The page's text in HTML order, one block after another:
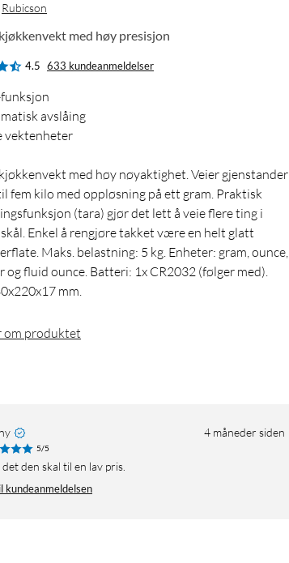
Rubicson
med høy presisjon
4.5 633 kundeanmeldelser
avslåing
vektenheter
med høy nøyaktighet. Veier gjenstander
fem kilo med oppløsning på ett gram. Praktisk
(tara) gjør det lett å veie flere ting i
Enkel å rengjøre takket være en helt glatt
Maks. belastning: 5 kg. Enheter: gram, ounce,
og fluid ounce. Batteri: 1x CR2032 (følger med).
mm.
om produktet
4 måneder siden
5/5
det den skal til en lav pris.
kundeanmeldelsen